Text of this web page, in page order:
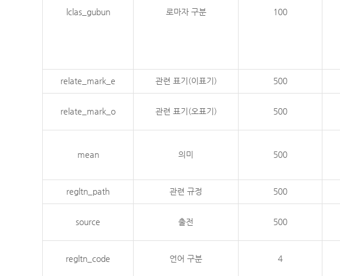
lclas_gubun 로마자 구분 100
relate_mark_e 관련 표기(이표기) 500
relate_mark_o 관련 표기(오표기) 500
mean 의미 500
regltn_path 관련 규정 500
source 출전 500
regltn_code 언어 구분 4